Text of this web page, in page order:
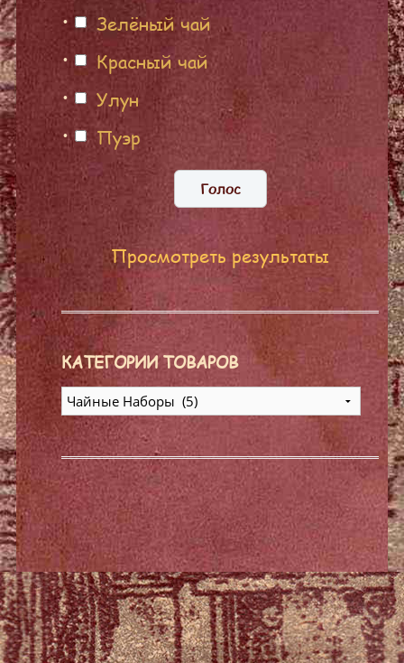
Зелёный чай
Красный чай
Улун
Пуэр
Просмотреть результаты
КАТЕГОРИИ ТОВАРОВ